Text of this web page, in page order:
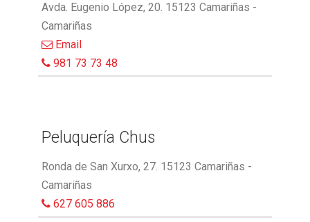
Avda. Eugenio López, 20. 15123 Camariñas -
Camariñas
Email
981 73 73 48
Peluquería Chus
Ronda de San Xurxo, 27. 15123 Camariñas -
Camariñas
627 605 886